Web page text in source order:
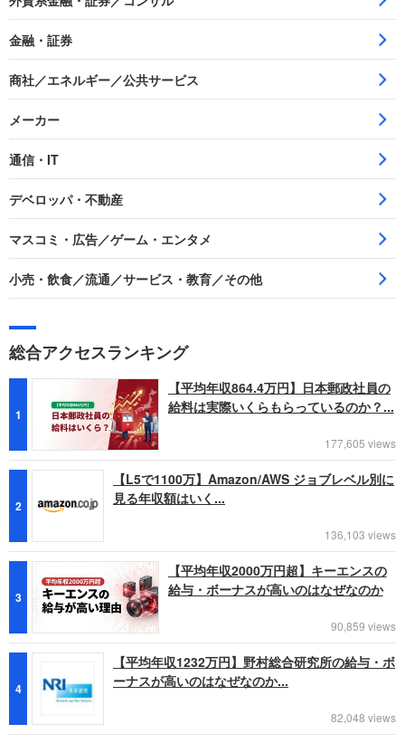
金融・証券
商社／エネルギー／公共サービス
メーカー
通信・IT
デベロッパ・不動産
マスコミ・広告／ゲーム・エンタメ
小売・飲食／流通／サービス・教育／その他
総合アクセスランキング
1
【平均年収864.4万円】日本郵政社員の
給料は実際いくらもらっているのか？...
177,605 views
2
【L5で1100万】Amazon/AWS ジョブレベル別に
見る年収額はいく...
136,103 views
3
【平均年収2000万円超】キーエンスの
給与・ボーナスが高いのはなぜなのか
90,859 views
4
【平均年収1232万円】野村総合研究所の給与・ボ
ーナスが高いのはなぜなのか...
82,048 views